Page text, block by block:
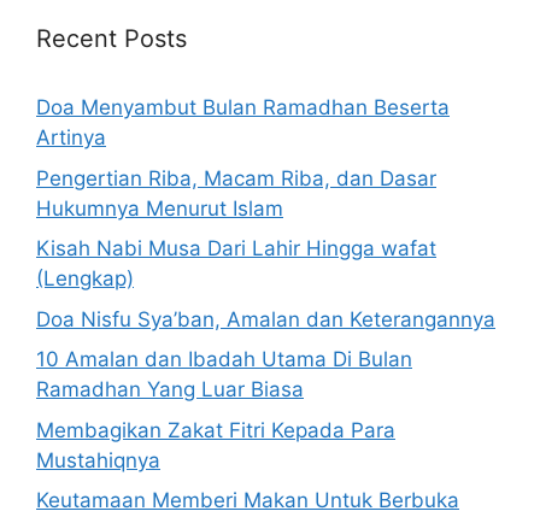
Recent Posts
Doa Menyambut Bulan Ramadhan Beserta
Artinya
Pengertian Riba, Macam Riba, dan Dasar
Hukumnya Menurut Islam
Kisah Nabi Musa Dari Lahir Hingga wafat
(Lengkap)
Doa Nisfu Sya’ban, Amalan dan Keterangannya
10 Amalan dan Ibadah Utama Di Bulan
Ramadhan Yang Luar Biasa
Membagikan Zakat Fitri Kepada Para
Mustahiqnya
Keutamaan Memberi Makan Untuk Berbuka